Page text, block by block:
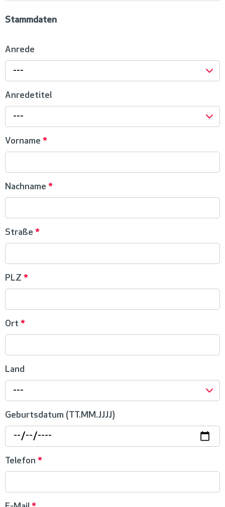
Stammdaten
Anrede
---
Anredetitel
---
Vorname *
Nachname *
Straße *
PLZ *
Ort *
Land
---
Geburtsdatum (TT.MM.JJJJ)
Telefon *